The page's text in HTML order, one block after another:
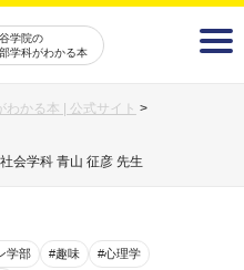
学院の
学科がわかる本
かる本 | 公式サイト >
会学科 青山 征彦 先生
学部 #趣味 #心理学